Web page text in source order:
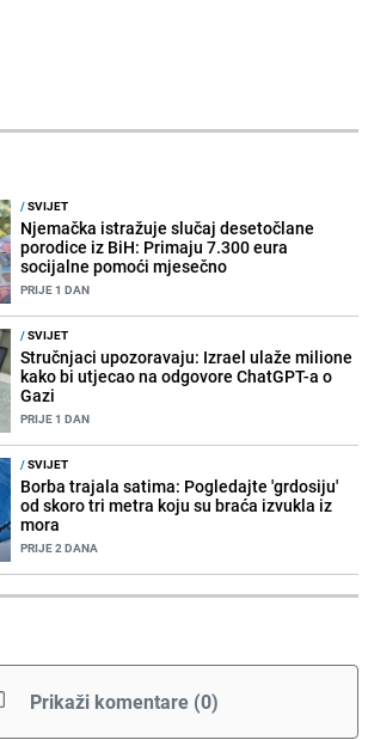
/SVIJET
Njemačka istražuje slučaj desetočlane
porodice iz BiH: Primaju 7.300 eura
socijalne pomoći mjesečno
PRIJE 1 DAN
/SVIJET
Stručnjaci upozoravaju: Izrael ulaže milione
kako bi utjecao na odgovore ChatGPT-a o
Gazi
PRIJE 1 DAN
/SVIJET
Borba trajala satima: Pogledajte 'grdosiju'
od skoro tri metra koju su braća izvukla iz
mora
PRIJE 2 DANA
Prikaži komentare (0)